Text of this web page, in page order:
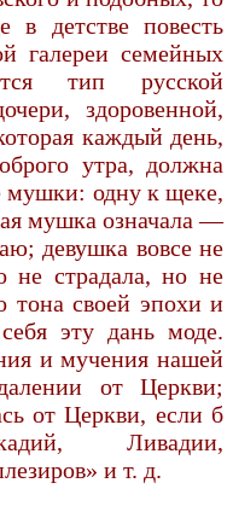
детстве повесть
галереи семейных
тип русской
здоровенной,
каждый день,
утра, должна
мушки: одну к щеке,
мушка означала —
девушка вовсе не
не страдала, но не
тона своей эпохи и
эту дань моде.
и мучения нашей
от Церкви;
от Церкви, если б
Ливадии,
и т. д.